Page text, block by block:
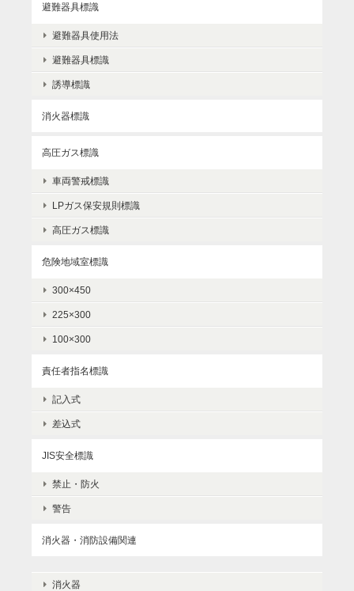
避難器具標識
避難器具使用法
避難器具標識
誘導標識
消火器標識
高圧ガス標識
車両警戒標識
LPガス保安規則標識
高圧ガス標識
危険地域室標識
300×450
225×300
100×300
責任者指名標識
記入式
差込式
JIS安全標識
禁止・防火
警告
消火器・消防設備関連
消火器